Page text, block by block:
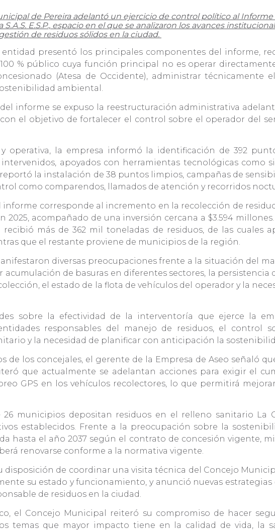
de Pereira adelantó un ejercicio de control político al
E.S.P., espacio en el que se analizaron los avances
de residuos sólidos en la ciudad.
presentó los principales componentes del informe,
% público cuya función principal no es operar
(Atesa de Occidente), administrar técnicamente
ambiental.
informe se expuso la reestructuración administrativa
el objetivo de fortalecer el control sobre el operador del
operativa, la empresa informó la identificación de 392
apoyados con herramientas tecnológicas como
reportó la instalación de 38 puntos limpios, campañas de
como comparendos, llamados de atención y recorridos
informe corresponde al incremento en la recolección de
2025, acompañado de una inversión cercana a $3.594
más de 362 mil toneladas de residuos, de las cuales
que el restante proviene de municipios de la región.
diversas preocupaciones frente a la situación del
acumulación de basuras en diferentes sectores, la
el estado de la flota de vehículos del operador y la
sobre la efectividad de la interventoría que ejerce la
responsables del manejo de residuos, el control
y la necesidad de planificar con anticipación la
de los concejales, el gerente de la Empresa de Aseo señaló
que actualmente se adelantan acciones para exigir el
GPS en los vehículos recolectores, lo que permitirá
municipios depositan residuos en el relleno sanitario La
establecidos. Frente a la preocupación sobre la
hasta el año 2037 según el contrato de concesión vigente,
renovarse conforme a la normativa vigente.
disposición de coordinar una visita técnica del Concejo
su estado y funcionamiento, y anunció nuevas
de residuos en la ciudad.
el Concejo Municipal reiteró su compromiso de hacer
temas que mayor impacto tiene en la calidad de vida, la